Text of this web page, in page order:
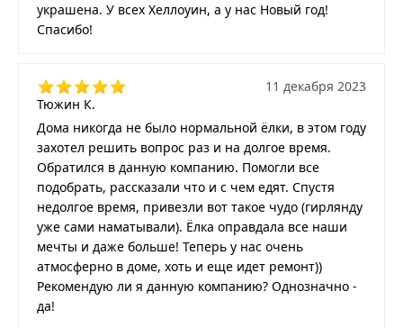
украшена. У всех Хеллоуин, а у нас Новый год!
Спасибо!
Тюжин К.
11 декабря 2023
Дома никогда не было нормальной ёлки, в этом году
захотел решить вопрос раз и на долгое время.
Обратился в данную компанию. Помогли все
подобрать, рассказали что и с чем едят. Спустя
недолгое время, привезли вот такое чудо (гирлянду
уже сами наматывали). Ёлка оправдала все наши
мечты и даже больше! Теперь у нас очень
атмосферно в доме, хоть и еще идет ремонт))
Рекомендую ли я данную компанию? Однозначно -
да!